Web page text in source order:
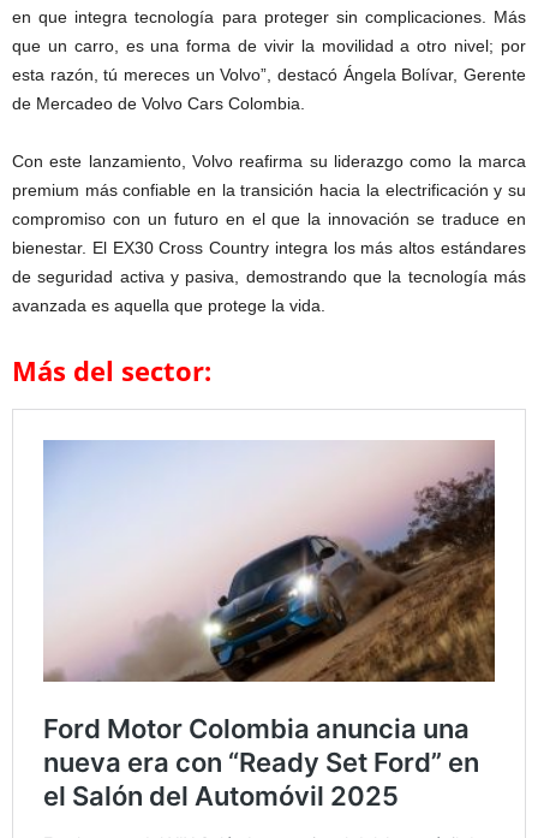
en que integra tecnología para proteger sin complicaciones. Más
que un carro, es una forma de vivir la movilidad a otro nivel; por
esta razón, tú mereces un Volvo”, destacó Ángela Bolívar, Gerente
de Mercadeo de Volvo Cars Colombia.
Con este lanzamiento, Volvo reafirma su liderazgo como la marca
premium más confiable en la transición hacia la electrificación y su
compromiso con un futuro en el que la innovación se traduce en
bienestar. El EX30 Cross Country integra los más altos estándares
de seguridad activa y pasiva, demostrando que la tecnología más
avanzada es aquella que protege la vida.
Más del sector: